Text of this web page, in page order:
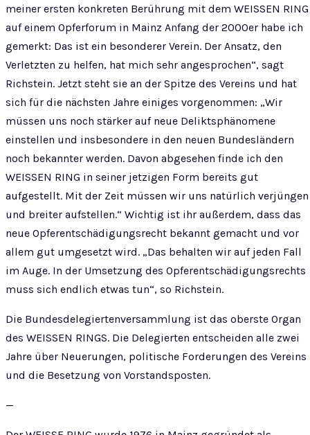
meiner ersten konkreten Berührung mit dem WEISSEN RING
auf einem Opferforum in Mainz Anfang der 2000er habe ich
gemerkt: Das ist ein besonderer Verein. Der Ansatz, den
Verletzten zu helfen, hat mich sehr angesprochen“, sagt
Richstein. Jetzt steht sie an der Spitze des Vereins und hat
sich für die nächsten Jahre einiges vorgenommen: „Wir
müssen uns noch stärker auf neue Deliktsphänomene
einstellen und insbesondere in den neuen Bundesländern
noch bekannter werden. Davon abgesehen finde ich den
WEISSEN RING in seiner jetzigen Form bereits gut
aufgestellt. Mit der Zeit müssen wir uns natürlich verjüngen
und breiter aufstellen.“ Wichtig ist ihr außerdem, dass das
neue Opferentschädigungsrecht bekannt gemacht und vor
allem gut umgesetzt wird. „Das behalten wir auf jeden Fall
im Auge. In der Umsetzung des Opferentschädigungsrechts
muss sich endlich etwas tun“, so Richstein.
Die Bundesdelegiertenversammlung ist das oberste Organ
des WEISSEN RINGS. Die Delegierten entscheiden alle zwei
Jahre über Neuerungen, politische Forderungen des Vereins
und die Besetzung von Vorstandsposten.
—